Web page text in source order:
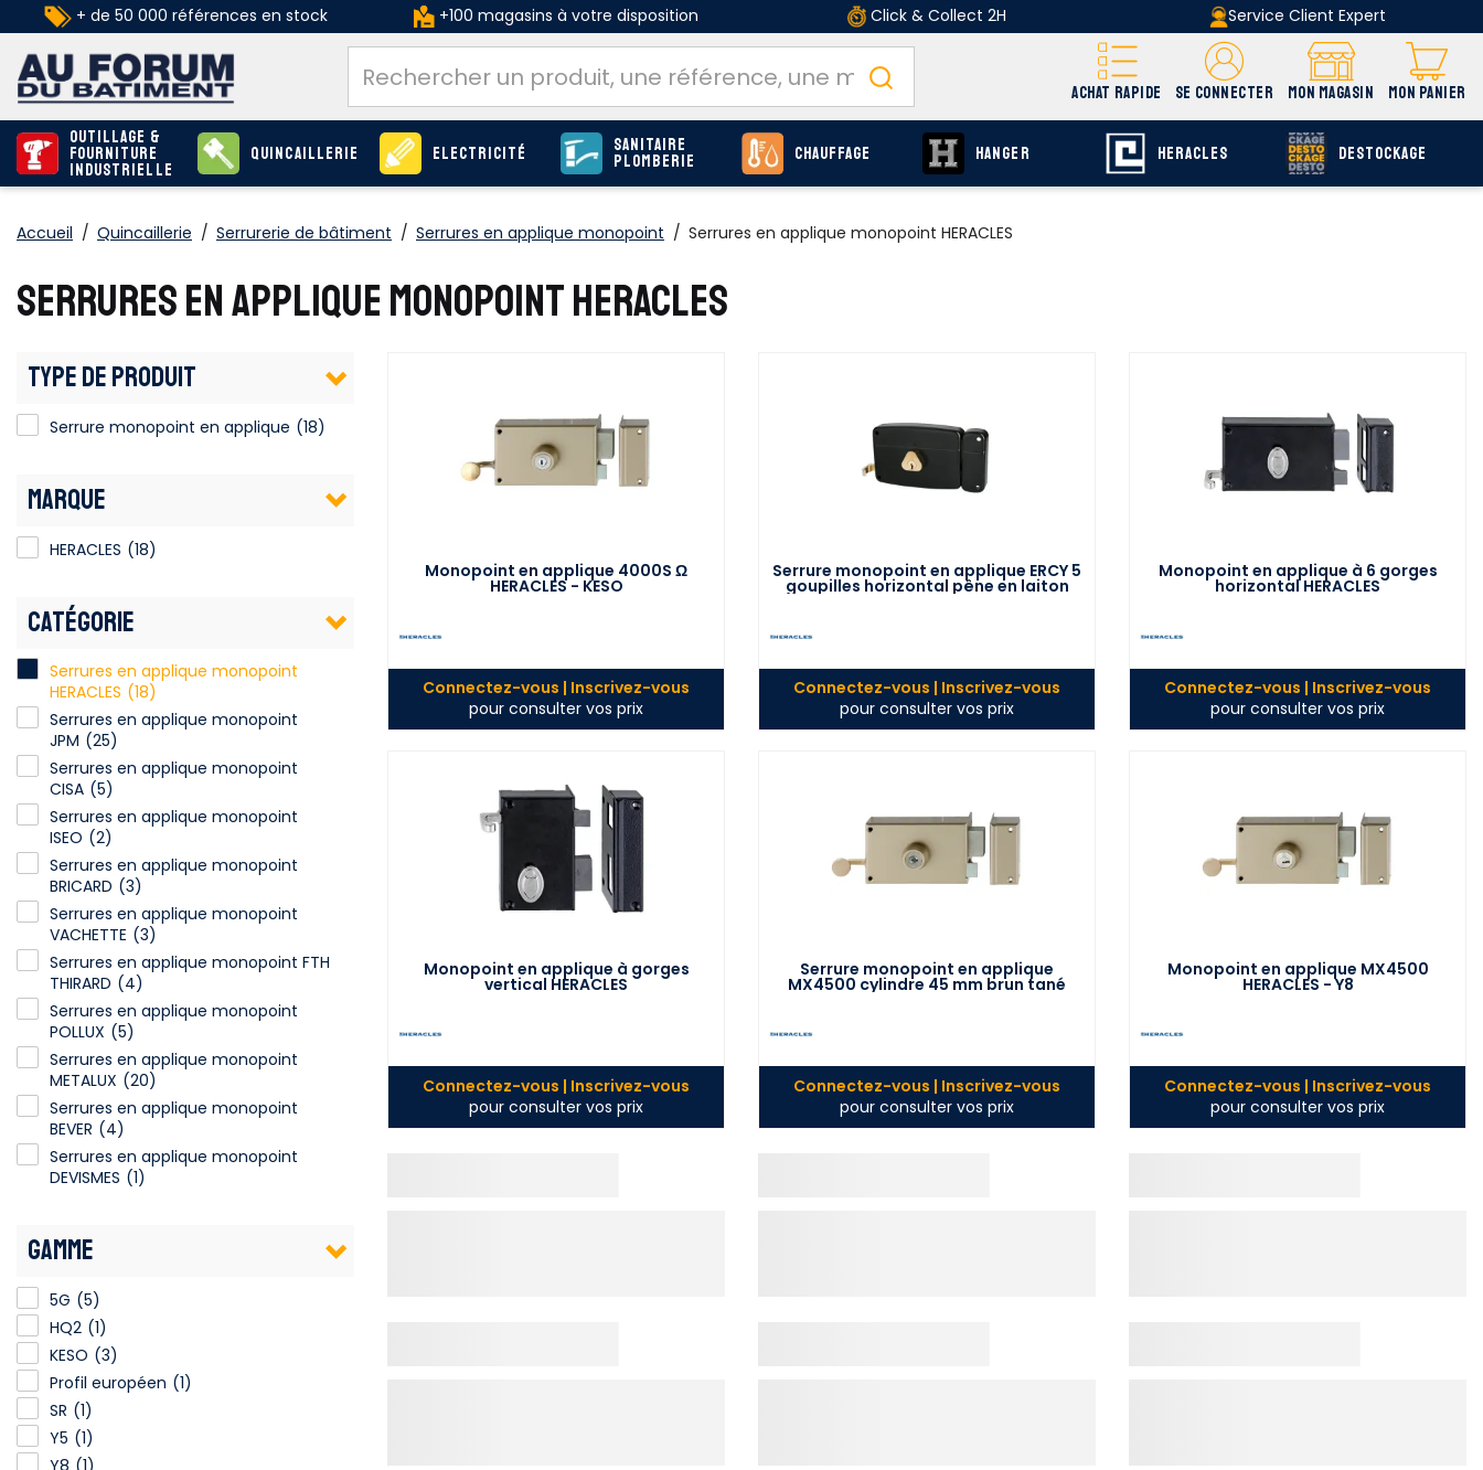
+ de 50 000 références en stock +100 magasins à votre disposition Click & Collect 2H Service Client Expert
ACHAT RAPIDE SE CONNECTER MON MAGASIN MON PANIER
Outillage &
Fourniture
industrielle
Quincaillerie Electricité Sanitaire
Plomberie Chauffage HANGER HERACLES DESTOCKAGE
Accueil / Quincaillerie / Serrurerie de bâtiment / Serrures en applique monopoint / Serrures en applique monopoint HERACLES
SERRURES EN APPLIQUE MONOPOINT HERACLES
TYPE DE PRODUIT
Serrure monopoint en applique (18)
MARQUE
HERACLES (18)
CATÉGORIE
Serrures en applique monopoint
HERACLES (18)
Serrures en applique monopoint
JPM (25)
Serrures en applique monopoint
CISA (5)
Serrures en applique monopoint
ISEO (2)
Serrures en applique monopoint
BRICARD (3)
Serrures en applique monopoint
VACHETTE (3)
Serrures en applique monopoint FTH
THIRARD (4)
Serrures en applique monopoint
POLLUX (5)
Serrures en applique monopoint
METALUX (20)
Serrures en applique monopoint
BEVER (4)
Serrures en applique monopoint
DEVISMES (1)
GAMME
5G (5)
HQ2 (1)
KESO (3)
Profil européen (1)
SR (1)
Y5 (1)
Y8 (1)
Monopoint en applique 4000S Ω
HERACLES - KESO
Connectez-vous | Inscrivez-vous
pour consulter vos prix
Serrure monopoint en applique ERCY 5
goupilles horizontal pêne en laiton
Connectez-vous | Inscrivez-vous
pour consulter vos prix
Monopoint en applique à 6 gorges
horizontal HERACLES
Connectez-vous | Inscrivez-vous
pour consulter vos prix
Monopoint en applique à gorges
vertical HERACLES
Connectez-vous | Inscrivez-vous
pour consulter vos prix
Serrure monopoint en applique
MX4500 cylindre 45 mm brun tané
HERACLES - SR
Connectez-vous | Inscrivez-vous
pour consulter vos prix
Monopoint en applique MX4500
HERACLES - Y8
Connectez-vous | Inscrivez-vous
pour consulter vos prix